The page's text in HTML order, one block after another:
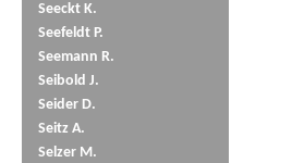
Seeckt K.
Seefeldt P.
Seemann R.
Seibold J.
Seider D.
Seitz A.
Selzer M.